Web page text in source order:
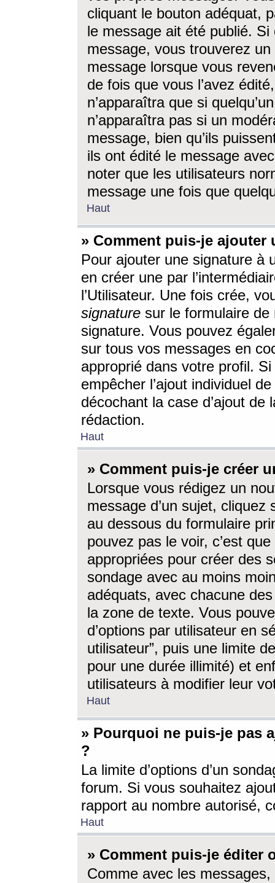
cliquant le bouton adéquat,
le message ait été publié. Si
message, vous trouverez
message lorsque vous
de fois que vous l’avez
n’apparaîtra que si
n’apparaîtra pas si un
message, bien qu’ils
ils ont édité le message
noter que les utilisateurs
message une fois que
Haut
» Comment puis-je ajouter
Pour ajouter une signature à
en créer une par
l’Utilisateur. Une fois crée,
signature sur le formulaire de
signature. Vous pouvez
sur tous vos messages en
approprié dans votre profil.
empêcher l’ajout individuel
décochant la case d’ajout
rédaction.
Haut
» Comment puis-je créer
Lorsque vous rédigez un
message d’un sujet, cliquez
au dessous du formulaire
pouvez pas le voir, c’est
appropriées pour créer des
sondage avec au moins
adéquats, avec chacune
la zone de texte. Vous
d’options par utilisateur en
utilisateur”, puis une limite
pour une durée illimité) et
utilisateurs à modifier leur
Haut
» Pourquoi ne puis-je pas
?
La limite d’options d’un
forum. Si vous souhaitez
rapport au nombre autorisé,
Haut
» Comment puis-je éditer
Comme avec les